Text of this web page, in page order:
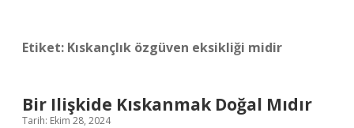
Etiket: Kıskançlık özgüven eksikliği midir
Bir Ilişkide Kıskanmak Doğal Mıdır
Tarih: Ekim 28, 2024